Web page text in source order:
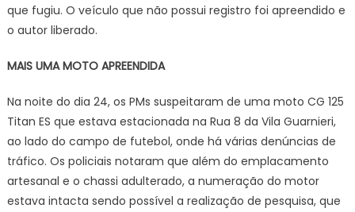
que fugiu. O veículo que não possui registro foi apreendido e
o autor liberado.
MAIS UMA MOTO APREENDIDA
Na noite do dia 24, os PMs suspeitaram de uma moto CG 125
Titan ES que estava estacionada na Rua 8 da Vila Guarnieri,
ao lado do campo de futebol, onde há várias denúncias de
tráfico. Os policiais notaram que além do emplacamento
artesanal e o chassi adulterado, a numeração do motor
estava intacta sendo possível a realização de pesquisa, que